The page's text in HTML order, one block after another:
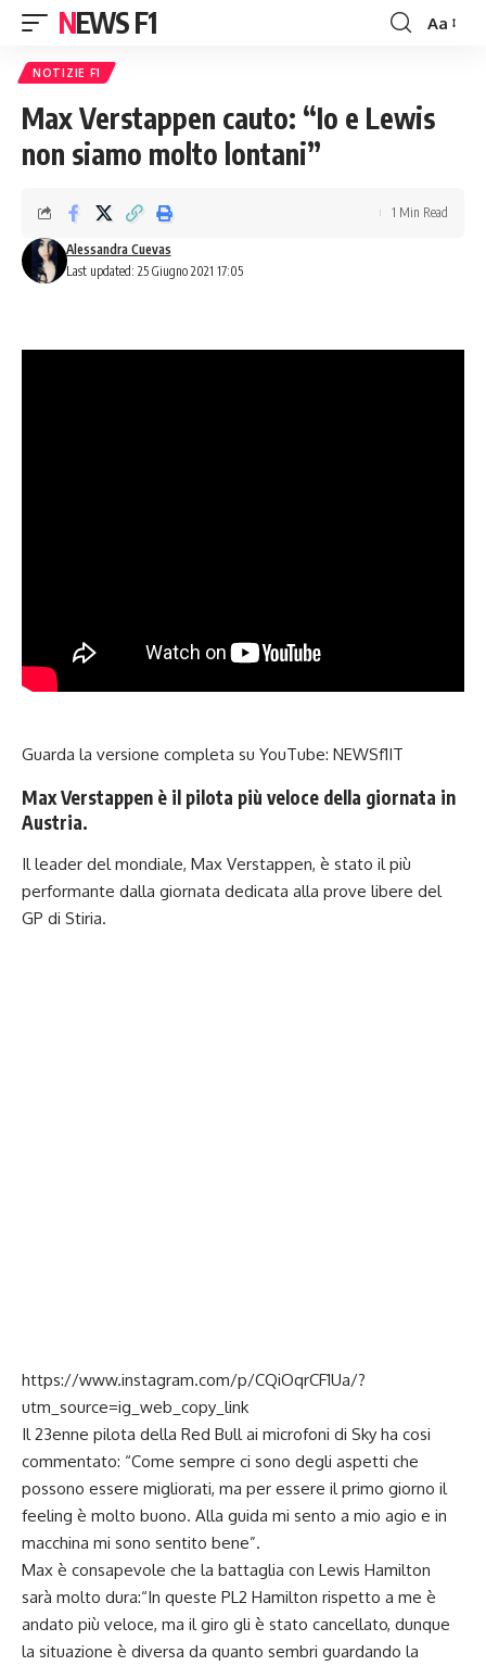
NEWS F1
Font
Aa
NOTIZIE F1
Max Verstappen cauto: “Io e Lewis
non siamo molto lontani”
Last updated: 25 Giugno 2021 17:05
Alessandra Cuevas
1 Min Read
Guarda la versione completa su YouTube: NEWSf1IT
Max Verstappen è il pilota più veloce della giornata in
Austria.
Il leader del mondiale, Max Verstappen, è stato il più
performante dalla giornata dedicata alla prove libere del
GP di Stiria.
https://www.instagram.com/p/CQiOqrCF1Ua/?
utm_source=ig_web_copy_link
Il 23enne pilota della Red Bull ai microfoni di Sky ha cosi
commentato: “Come sempre ci sono degli aspetti che
possono essere migliorati, ma per essere il primo giorno il
feeling è molto buono. Alla guida mi sento a mio agio e in
macchina mi sono sentito bene”.
Max è consapevole che la battaglia con Lewis Hamilton
sarà molto dura:“In queste PL2 Hamilton rispetto a me è
andato più veloce, ma il giro gli è stato cancellato, dunque
la situazione è diversa da quanto sembri guardando la